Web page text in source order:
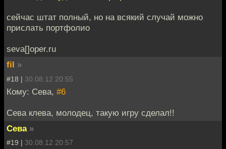
сейчас штат полный, но на всякий случай можно
прислать портфолио
seva[]oper.ru
fil »
#18 | 30.08.12 20:55
Кому: Сева, #6
Сева клева, молодец, такую игру сделал!!
Сева »
#19 | 30.08.12 20:57